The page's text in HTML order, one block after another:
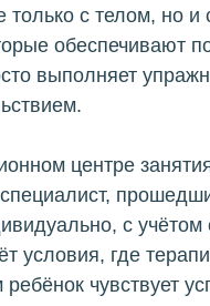
только с телом, но
обеспечивают
выполняет
центре
с
условия, где
чувствует